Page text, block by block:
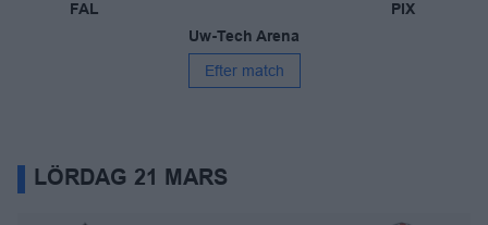
FAL
PIX
Uw-Tech Arena
Efter match
LÖRDAG 21 MARS